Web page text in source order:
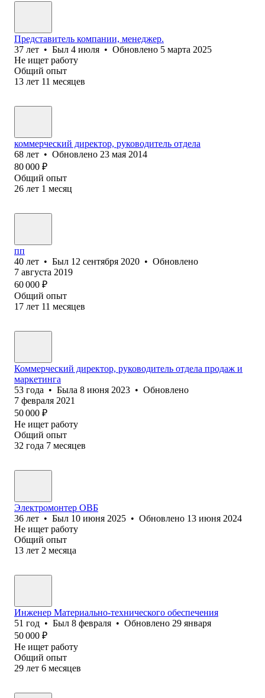
Представитель компании, менеджер.
37 лет • Был 4 июля • Обновлено 5 марта 2025
Не ищет работу
Общий опыт
13 лет 11 месяцев
коммерческий директор, руководитель отдела
68 лет • Обновлено 23 мая 2014
80 000 ₽
Общий опыт
26 лет 1 месяц
пп
40 лет • Был 12 сентября 2020 • Обновлено
7 августа 2019
60 000 ₽
Общий опыт
17 лет 11 месяцев
Коммерческий директор, руководитель отдела продаж и
маркетинга
53 года • Была 8 июня 2023 • Обновлено
7 февраля 2021
50 000 ₽
Не ищет работу
Общий опыт
32 года 7 месяцев
Электромонтер ОВБ
36 лет • Был 10 июня 2025 • Обновлено 13 июня 2024
Не ищет работу
Общий опыт
13 лет 2 месяца
Инженер Материально-технического обеспечения
51 год • Был 8 февраля • Обновлено 29 января
50 000 ₽
Не ищет работу
Общий опыт
29 лет 6 месяцев